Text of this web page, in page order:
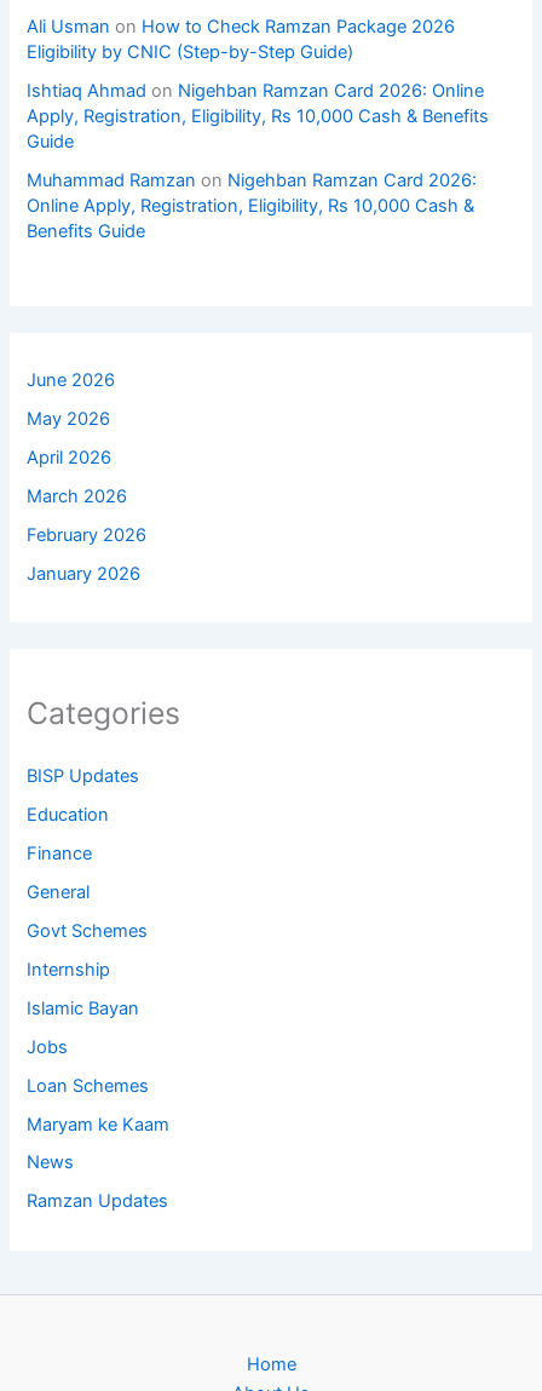
Ali Usman on How to Check Ramzan Package 2026
Eligibility by CNIC (Step-by-Step Guide)
Ishtiaq Ahmad on Nigehban Ramzan Card 2026: Online
Apply, Registration, Eligibility, Rs 10,000 Cash & Benefits
Guide
Muhammad Ramzan on Nigehban Ramzan Card 2026:
Online Apply, Registration, Eligibility, Rs 10,000 Cash &
Benefits Guide
June 2026
May 2026
April 2026
March 2026
February 2026
January 2026
Categories
BISP Updates
Education
Finance
General
Govt Schemes
Internship
Islamic Bayan
Jobs
Loan Schemes
Maryam ke Kaam
News
Ramzan Updates
Home